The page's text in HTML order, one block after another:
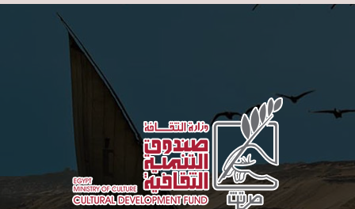
Skip to main content